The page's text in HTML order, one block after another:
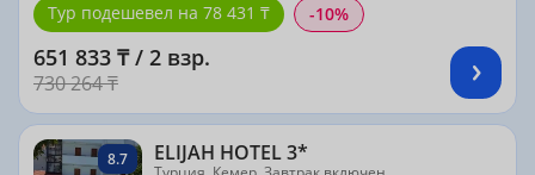
Тур подешевел на 78 431 ₸ -10%
651 833 ₸ / 2 взр.
730 264 ₸
8.7 ELIJAH HOTEL 3*